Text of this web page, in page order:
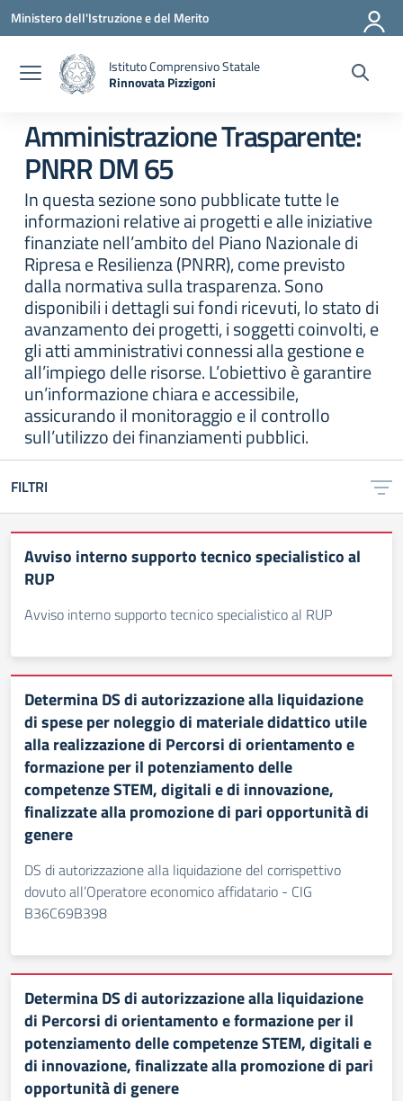
Vai ai contenuti
Vai al menu di navigazione
Vai al footer
Ministero dell'Istruzione e del Merito
Istituto Comprensivo Statale
Rinnovata Pizzigoni
Amministrazione Trasparente:
PNRR DM 65
In questa sezione sono pubblicate tutte le
informazioni relative ai progetti e alle iniziative
finanziate nell’ambito del Piano Nazionale di
Ripresa e Resilienza (PNRR), come previsto
dalla normativa sulla trasparenza. Sono
disponibili i dettagli sui fondi ricevuti, lo stato di
avanzamento dei progetti, i soggetti coinvolti, e
gli atti amministrativi connessi alla gestione e
all’impiego delle risorse. L’obiettivo è garantire
un’informazione chiara e accessibile,
assicurando il monitoraggio e il controllo
sull’utilizzo dei finanziamenti pubblici.
FILTRI
Avviso interno supporto tecnico specialistico al
RUP
Avviso interno supporto tecnico specialistico al RUP
Determina DS di autorizzazione alla liquidazione
di spese per noleggio di materiale didattico utile
alla realizzazione di Percorsi di orientamento e
formazione per il potenziamento delle
competenze STEM, digitali e di innovazione,
finalizzate alla promozione di pari opportunità di
genere
DS di autorizzazione alla liquidazione del corrispettivo
dovuto all’Operatore economico affidatario - CIG
B36C69B398
Determina DS di autorizzazione alla liquidazione
di Percorsi di orientamento e formazione per il
potenziamento delle competenze STEM, digitali e
di innovazione, finalizzate alla promozione di pari
opportunità di genere